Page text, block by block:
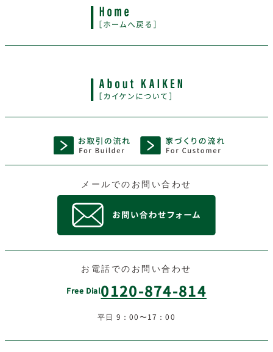
メールでのお問い合わせ
お電話でのお問い合わせ
Free Dial0120-874-814
平日 9：00〜17：00